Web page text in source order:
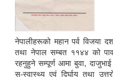
नेपालीहरूको महान पर्व विजया
तथा नेपाल सम्बत ११४४ को
रहनुहुने सम्पूर्ण आमा बुवा,
सु-स्वास्थ्य एवं दिर्घायु तथा